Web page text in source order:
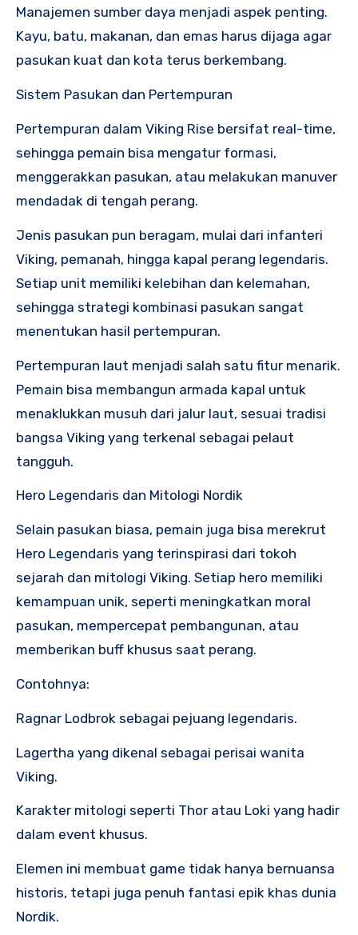
Manajemen sumber daya menjadi aspek penting.
Kayu, batu, makanan, dan emas harus dijaga agar
pasukan kuat dan kota terus berkembang.
Sistem Pasukan dan Pertempuran
Pertempuran dalam Viking Rise bersifat real-time,
sehingga pemain bisa mengatur formasi,
menggerakkan pasukan, atau melakukan manuver
mendadak di tengah perang.
Jenis pasukan pun beragam, mulai dari infanteri
Viking, pemanah, hingga kapal perang legendaris.
Setiap unit memiliki kelebihan dan kelemahan,
sehingga strategi kombinasi pasukan sangat
menentukan hasil pertempuran.
Pertempuran laut menjadi salah satu fitur menarik.
Pemain bisa membangun armada kapal untuk
menaklukkan musuh dari jalur laut, sesuai tradisi
bangsa Viking yang terkenal sebagai pelaut
tangguh.
Hero Legendaris dan Mitologi Nordik
Selain pasukan biasa, pemain juga bisa merekrut
Hero Legendaris yang terinspirasi dari tokoh
sejarah dan mitologi Viking. Setiap hero memiliki
kemampuan unik, seperti meningkatkan moral
pasukan, mempercepat pembangunan, atau
memberikan buff khusus saat perang.
Contohnya:
Ragnar Lodbrok sebagai pejuang legendaris.
Lagertha yang dikenal sebagai perisai wanita
Viking.
Karakter mitologi seperti Thor atau Loki yang hadir
dalam event khusus.
Elemen ini membuat game tidak hanya bernuansa
historis, tetapi juga penuh fantasi epik khas dunia
Nordik.